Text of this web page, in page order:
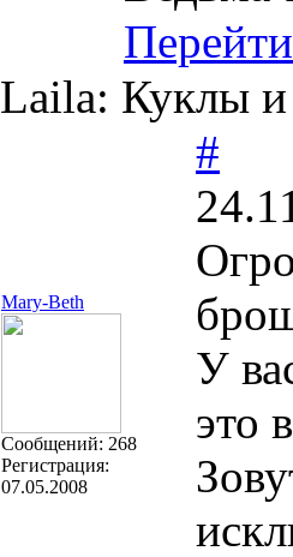
Перейти
Laila: Куклы
Mary-Beth
Cообщений: 268
Регистрация:
07.05.2008
#
У
это